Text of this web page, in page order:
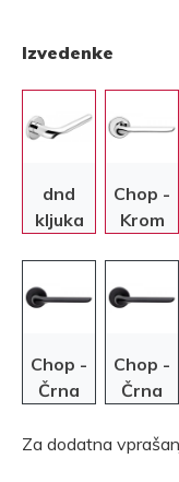
Izvedenke
dnd
kljuka
Chop -
Krom
Chop -
Črna
Chop -
Črna
Za dodatna